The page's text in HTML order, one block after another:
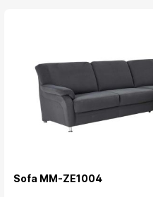
Sofa MM-ZE1004